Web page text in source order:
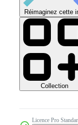
Réimaginez cette
Collection
Licence Pro